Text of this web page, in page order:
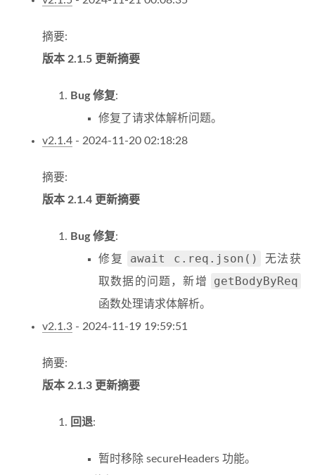
摘要:
版本 2.1.5 更新摘要
Bug 修复:
修复了请求体解析问题。
v2.1.4 - 2024-11-20 02:18:28
摘要:
版本 2.1.4 更新摘要
Bug 修复:
修复
await c.req.json()
无法获
取数据的问题，新增
getBodyByReq
函数处理请求体解析。
v2.1.3 - 2024-11-19 19:59:51
摘要:
版本 2.1.3 更新摘要
回退:
暂时移除 secureHeaders 功能。